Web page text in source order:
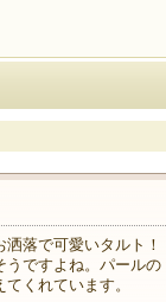
に入りリスト 大口
落で可愛いタルト！
うですよね。パールの
くれています。